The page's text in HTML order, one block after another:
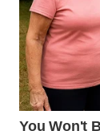
WN
NIAS
WN
LANGKAT